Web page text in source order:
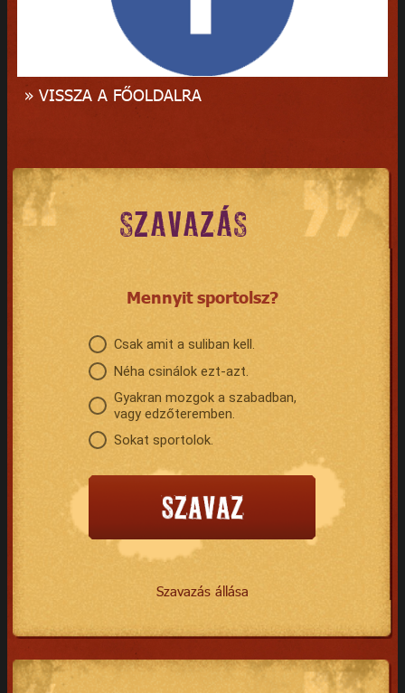
» VISSZA A FŐOLDALRA
SZAVAZÁS
Mennyit sportolsz?
Csak amit a suliban kell.
Néha csinálok ezt-azt.
Gyakran mozgok a szabadban,
vagy edzőteremben.
Sokat sportolok.
Szavazás állása